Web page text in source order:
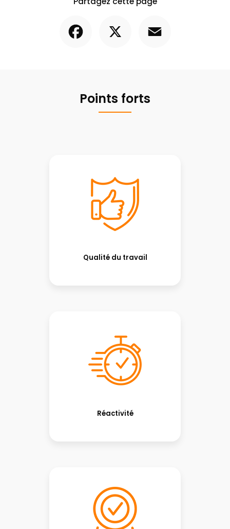
Points forts
Qualité du travail
Réactivité